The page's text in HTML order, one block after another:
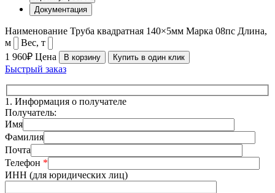
Документация
Наименование Труба квадратная 140×5мм Марка 08пс Длина,
м
Вес, т
1 960₽ Цена В корзину Купить в один клик
Быстрый заказ
1. Информация о получателе
Получатель:
Имя
Фамилия
Почта
Телефон *
ИНН (для юридических лиц)